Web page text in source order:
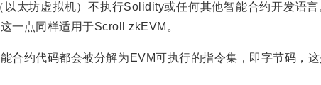
太坊虚拟机）不执行Solidity或任何其他智能合约开发语
一点同样适用于Scroll zkEVM。
合约代码都会被分解为EVM可执行的指令集，即字节码，